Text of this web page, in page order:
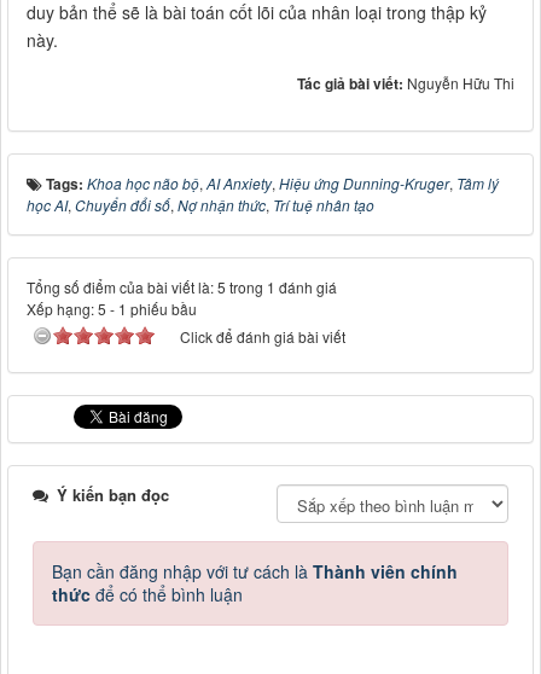
duy bản thể sẽ là bài toán cốt lõi của nhân loại trong thập kỷ
này.
Tác giả bài viết: Nguyễn Hữu Thi
Tags: Khoa học não bộ, AI Anxiety, Hiệu ứng Dunning-Kruger, Tâm lý
học AI, Chuyển đổi số, Nợ nhận thức, Trí tuệ nhân tạo
Tổng số điểm của bài viết là: 5 trong 1 đánh giá
Xếp hạng:5 - 1 phiếu bầu
Click để đánh giá bài viết
Ý kiến bạn đọc
Bạn cần đăng nhập với tư cách là Thành viên chính
thức để có thể bình luận